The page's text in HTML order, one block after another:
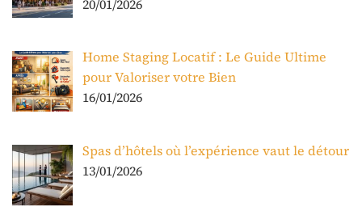
20/01/2026
Home Staging Locatif : Le Guide Ultime
pour Valoriser votre Bien
16/01/2026
Spas d’hôtels où l’expérience vaut le détour
13/01/2026